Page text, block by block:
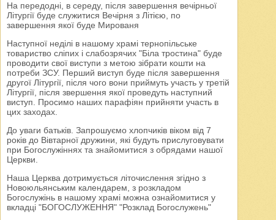
На передодні, в середу, після завершення вечірньої
Літургії буде служитися Вечірня з Літією, по
завершення якої буде Мированя
Наступної неділі в нашому храмі тернопільське
товариство сліпих і слабозрячих "Біла тростина" буде
проводити свої виступи з метою зібрати кошти на
потреби ЗСУ. Перший виступ буде після завершення
другої Літургії, після чого вони приймуть участь у третій
Літургії, після звершення якої проведуть наступний
виступ. Просимо наших парафіян прийняти участь в
цих заходах.
До уваги батьків. Запрошуємо хлопчиків віком від 7
років до Вівтарної дружини, які будуть прислуговувати
при Богослужіннях та знайомитися з обрядами нашої
Церкви.
Наша Церква дотримується літочислення згідно з
Новоюльянським календарем, з розкладом
Богослужінь в нашому храмі можна ознайомитися у
вкладці "БОГОСЛУЖЕННЯ" "Розклад Богослужень"